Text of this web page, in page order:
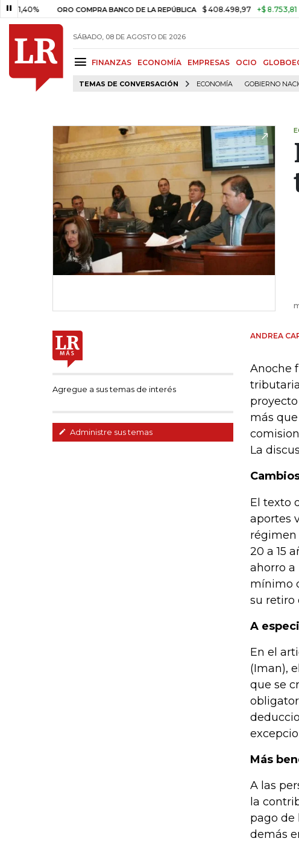
ORO COMPRA BANCO DE LA REPÚBLICA $ 408.498,97 +$ 8.753,81 +2,19%
SÁBADO, 08 DE AGOSTO DE 2026
FINANZAS ECONOMÍA EMPRESAS OCIO
TEMAS DE CONVERSACIÓN ECONOMÍA GOBIERNO
Agregue a sus temas de interés
Administre sus temas
ANDREA
Anoche
más
La
El texto
aportes
régimen
20 a 15
ahorro a
mínimo
su retiro
A
En el
(Iman),
que se
Más
A las
la
pago de
demás